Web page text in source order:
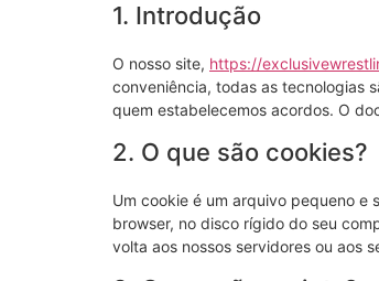
1. Introdução
O nosso site, https://
conveniência, todas as tecnologias
quem estabelecemos acordos. O
2. O que são cookies?
Um cookie é um arquivo pequeno e
browser, no disco rígido do seu
volta aos nossos servidores ou aos